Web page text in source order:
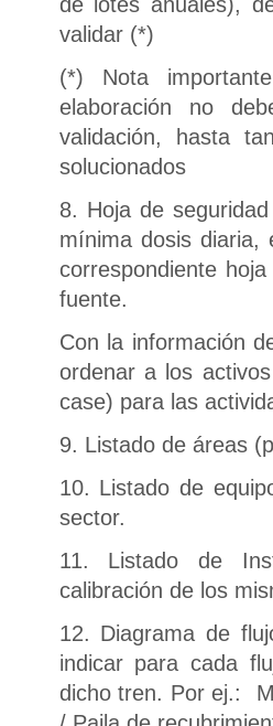
validar (*)
(*) Nota
elaboración no
validación, hasta
solucionados
8. Hoja de
mínima dosis diaria,
correspondiente
fuente.
Con la información
ordenar a los
case) para las
9. Listado de áreas
10. Listado de
sector.
11. Listado de
calibración de los
12. Diagrama de
indicar para cada
dicho tren. Por ej.: